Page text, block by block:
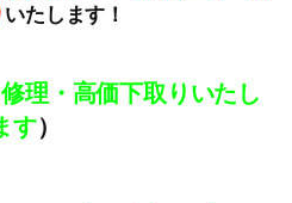
いたします！
理・高価下取りいたし
す）